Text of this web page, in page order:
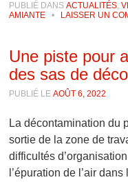
PUBLIÉ DANSACTUALITÉS,
AMIANTE
• LAISSER UN
Une piste pour
des sas de
PUBLIÉ LEAOÛT 6, 2022
La décontamination du
sortie de la zone de
difficultés
l’épuration de l’air